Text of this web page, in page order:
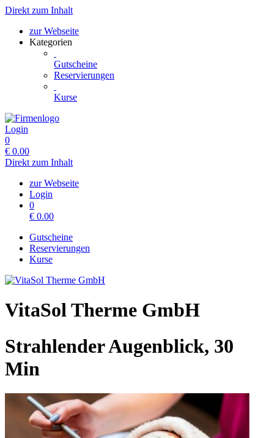
Direkt zum Inhalt
zur Webseite
Kategorien
Gutscheine
Reservierungen
Kurse
Login
0
€ 0.00
Direkt zum Inhalt
zur Webseite
Login
0
€ 0.00
Gutscheine
Reservierungen
Kurse
VitaSol Therme GmbH
Strahlender Augenblick, 30
Min